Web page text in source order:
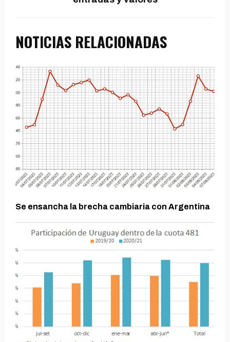
NOTICIAS RELACIONADAS
Se ensancha la brecha cambiaria con Argentina